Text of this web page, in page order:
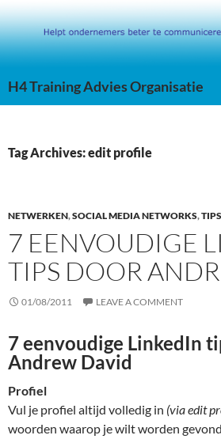
Skip
to
content
H4 Training Advies Organisatie
Tag Archives: edit profile
NETWERKEN,SOCIAL MEDIA NETWORKS,TIPS
7 EENVOUDIGE
TIPS DOOR
01/08/2011 LEAVE A COMMENT
7 eenvoudige LinkedIn
Andrew David
Profiel
Vul je profiel altijd volledig in (via edit
woorden waarop je wilt worden